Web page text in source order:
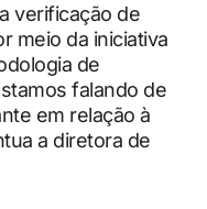
verificação de
meio da iniciativa
de
falando de
em relação à
a diretora de